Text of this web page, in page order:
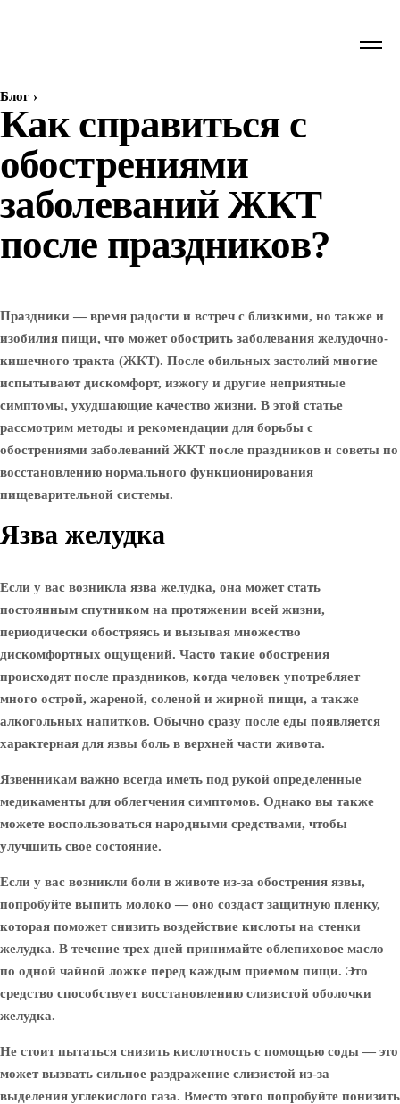
Блог ›
Как справиться с
обострениями
заболеваний ЖКТ
после праздников?
Праздники — время радости и встреч с близкими, но также и
изобилия пищи, что может обострить заболевания желудочно-
кишечного тракта (ЖКТ). После обильных застолий многие
испытывают дискомфорт, изжогу и другие неприятные
симптомы, ухудшающие качество жизни. В этой статье
рассмотрим методы и рекомендации для борьбы с
обострениями заболеваний ЖКТ после праздников и советы по
восстановлению нормального функционирования
пищеварительной системы.
Язва желудка
Если у вас возникла язва желудка, она может стать
постоянным спутником на протяжении всей жизни,
периодически обостряясь и вызывая множество
дискомфортных ощущений. Часто такие обострения
происходят после праздников, когда человек употребляет
много острой, жареной, соленой и жирной пищи, а также
алкогольных напитков. Обычно сразу после еды появляется
характерная для язвы боль в верхней части живота.
Язвенникам важно всегда иметь под рукой определенные
медикаменты для облегчения симптомов. Однако вы также
можете воспользоваться народными средствами, чтобы
улучшить свое состояние.
Если у вас возникли боли в животе из-за обострения язвы,
попробуйте выпить молоко — оно создаст защитную пленку,
которая поможет снизить воздействие кислоты на стенки
желудка. В течение трех дней принимайте облепиховое масло
по одной чайной ложке перед каждым приемом пищи. Это
средство способствует восстановлению слизистой оболочки
желудка.
Не стоит пытаться снизить кислотность с помощью соды — это
может вызвать сильное раздражение слизистой из-за
выделения углекислого газа. Вместо этого попробуйте понизить